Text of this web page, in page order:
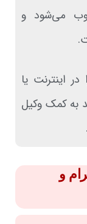
می‌شود و
اینترنت یا
به کمک وکیل
و